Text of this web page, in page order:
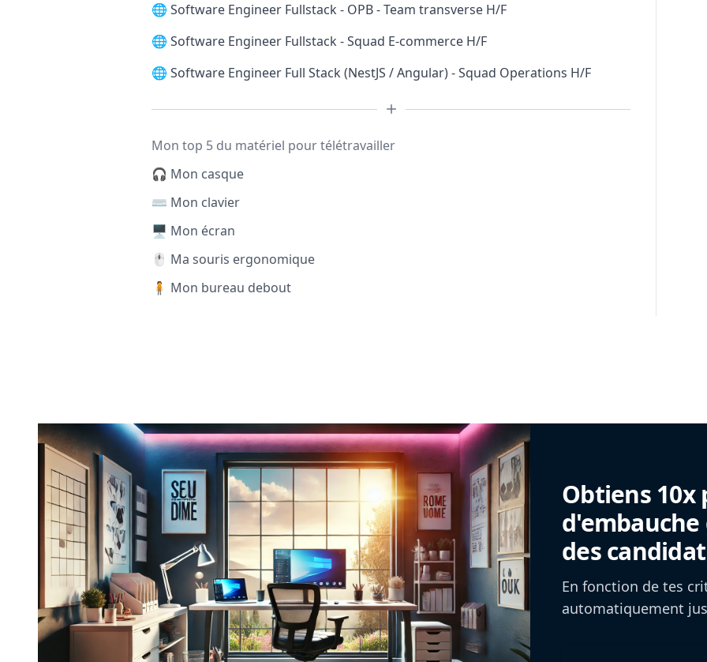
🌐 Software Engineer Fullstack - OPB - Team transverse H/F
🌐 Software Engineer Fullstack - Squad E-commerce H/F
🌐 Software Engineer Full Stack (NestJS / Angular) - Squad Operations H/F
Mon top 5 du matériel pour télétravailler
🎧 Mon casque
⌨️ Mon clavier
🖥️ Mon écran
🖱️ Ma souris ergonomique
🧍 Mon bureau debout
Obtiens
des
En fonction de tes
automatiquement